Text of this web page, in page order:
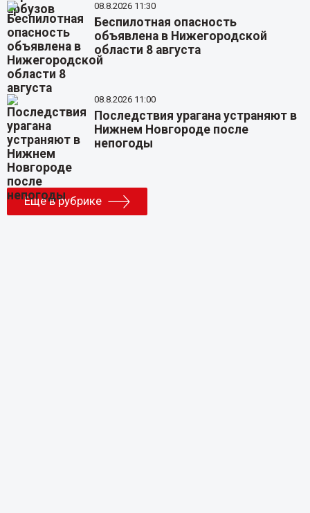
08.8.2026 11:30
Беспилотная опасность
объявлена в Нижегородской
области 8 августа
08.8.2026 11:00
Последствия урагана устраняют в
Нижнем Новгороде после
непогоды
Еще в рубрике